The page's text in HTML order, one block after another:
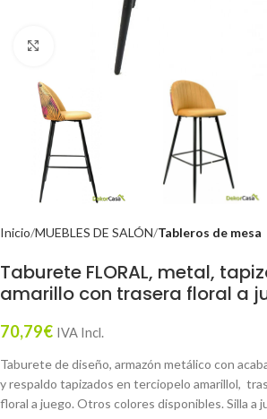
Click to enlarge
Inicio MUEBLES DE SALÓN Tableros de mesa
Taburete FLORAL, metal,
amarillo con trasera floral a
70,79€ IVA Incl.
Taburete de diseño, armazón metálico con
y respaldo tapizados en terciopelo amarillol,
floral a juego. Otros colores disponibles. Silla a